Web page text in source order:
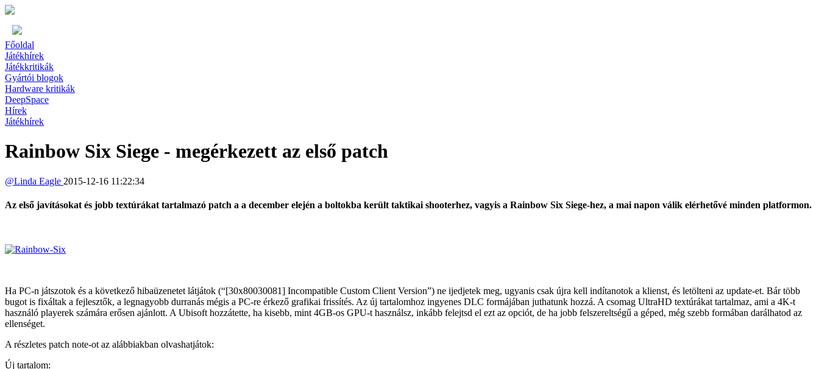
Főoldal
Játékhírek
Játékkritikák
Gyártói blogok
Hardware kritikák
DeepSpace
Hírek
Játékhírek
Rainbow Six Siege - megérkezett az első patch
@Linda Eagle 2015-12-16 11:22:34
Az első javításokat és jobb textúrákat tartalmazó patch a a december elején a boltokba került taktikai shooterhez, vagyis a Rainbow Six Siege-hez, a mai napon válik elérhetővé minden platformon.
Ha PC-n játszotok és a következő hibaüzenetet látjátok (“[30x80030081] Incompatible Custom Client Version”) ne ijedjetek meg, ugyanis csak újra kell indítanotok a klienst, és letölteni az update-et. Bár több
bugot is fixáltak a fejlesztők, a legnagyobb durranás mégis a PC-re érkező grafikai frissítés. Az új tartalomhoz ingyenes DLC formájában juthatunk hozzá. A csomag UltraHD textúrákat tartalmaz, ami a 4K-t
használó playerek számára erősen ajánlott. A Ubisoft hozzátette, ha kisebb, mint 4GB-os GPU-t használsz, inkább felejtsd el ezt az opciót, de ha jobb felszereltségű a géped, még szebb formában darálhatod az
ellenséget.
A részletes patch note-ot az alábbiakban olvashatjátok:
Új tartalom: